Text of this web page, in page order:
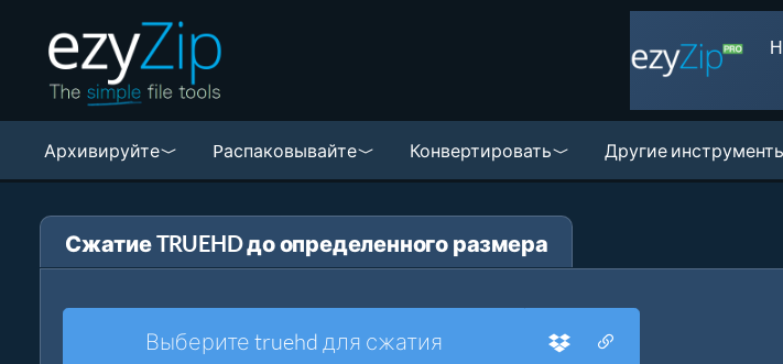
Архивируйте Pаспаковывайте Конвертировать Другие
Сжатие TRUEHD до определенного размера
Выберите truehd для сжатия